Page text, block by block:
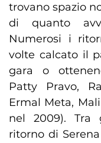
trovano spazio
di quanto
Numerosi i
volte calcato il
gara o
Patty Pravo,
Ermal Meta,
nel 2009). Tra
ritorno di